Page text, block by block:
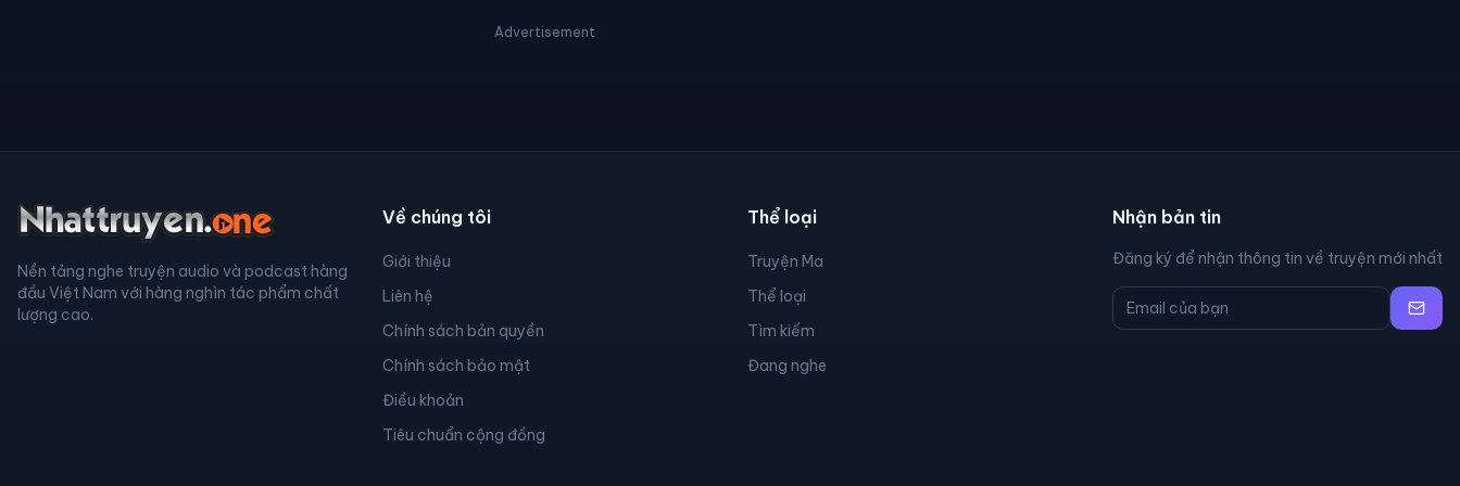
Advertisement
Nền tảng nghe truyện audio và podcast hàng
đầu Việt Nam với hàng nghìn tác phẩm chất
lượng cao.
Về chúng tôi
Giới thiệu
Liên hệ
Chính sách bản quyền
Chính sách bảo mật
Điều khoản
Tiêu chuẩn cộng đồng
Thể loại
Truyện Ma
Thể loại
Tìm kiếm
Đang nghe
Nhận bản tin
Đăng ký để nhận thông tin về truyện mới nhất